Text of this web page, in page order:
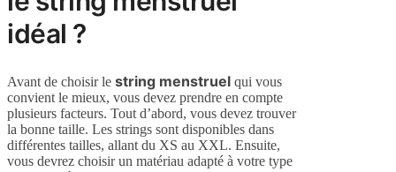
idéal ?
Avant de choisir le string menstruel qui vous
convient le mieux, vous devez prendre en compte
plusieurs facteurs. Tout d’abord, vous devez trouver
la bonne taille. Les strings sont disponibles dans
différentes tailles, allant du XS au XXL. Ensuite,
vous devrez choisir un matériau adapté à votre type